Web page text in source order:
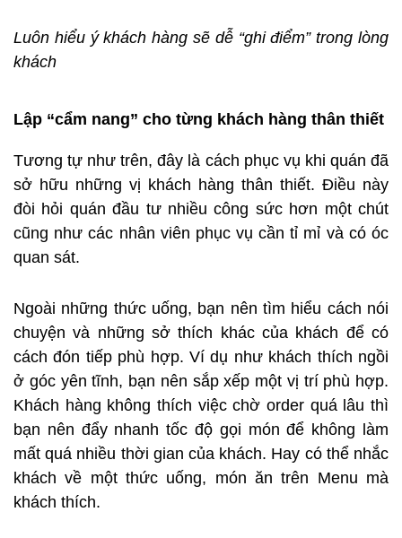
Luôn hiểu ý khách hàng sẽ dễ “ghi điểm” trong lòng
khách
Lập “cẩm nang” cho từng khách hàng thân thiết
Tương tự như trên, đây là cách phục vụ khi quán đã
sở hữu những vị khách hàng thân thiết. Điều này
đòi hỏi quán đầu tư nhiều công sức hơn một chút
cũng như các nhân viên phục vụ cần tỉ mỉ và có óc
quan sát.
Ngoài những thức uống, bạn nên tìm hiểu cách nói
chuyện và những sở thích khác của khách để có
cách đón tiếp phù hợp. Ví dụ như khách thích ngồi
ở góc yên tĩnh, bạn nên sắp xếp một vị trí phù hợp.
Khách hàng không thích việc chờ order quá lâu thì
bạn nên đẩy nhanh tốc độ gọi món để không làm
mất quá nhiều thời gian của khách. Hay có thể nhắc
khách về một thức uống, món ăn trên Menu mà
khách thích.